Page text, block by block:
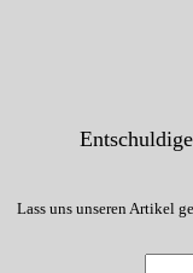
Lass uns unseren Artikel